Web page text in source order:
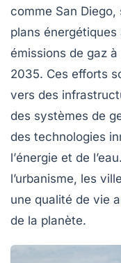
comme San
plans énergétiques
émissions de gaz à
2035. Ces efforts
vers des
des systèmes de
des technologies
l’énergie et de
l’urbanisme, les
une qualité de vie
de la planète.